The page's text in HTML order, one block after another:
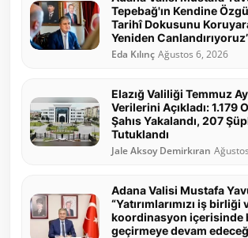
Tepebağ'ın Kendine
Tarihî Dokusunu
Yeniden
Eda Kılınç Ağustos 6, 2026
Elazığ Valiliği Temmuz
Verilerini Açıkladı: 1.179
Şahıs Yakalandı, 207
Tutuklandı
Jale Aksoy Demirkıran
Adana Valisi Mustafa
“Yatırımlarımızı iş birliği
koordinasyon içerisinde
geçirmeye devam